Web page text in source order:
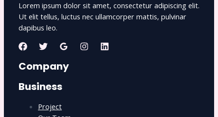
Lorem ipsum dolor sit amet, consectetur adipiscing elit.
Ut elit tellus, luctus nec ullamcorper mattis, pulvinar
dapibus leo.
Company
Business
Project